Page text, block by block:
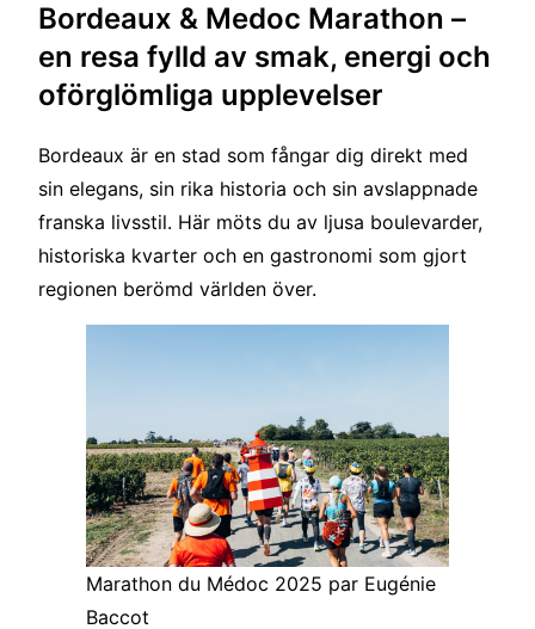
Bordeaux & Medoc Marathon –
en resa fylld av smak, energi och
oförglömliga upplevelser
Bordeaux är en stad som fångar dig direkt med
sin elegans, sin rika historia och sin avslappnade
franska livsstil. Här möts du av ljusa boulevarder,
historiska kvarter och en gastronomi som gjort
regionen berömd världen över.
Marathon du Médoc 2025 par Eugénie
Baccot